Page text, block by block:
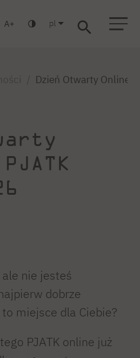
A pl
Dzień Otwarty Online
nie jesteś
dobrze
miejsce dla Ciebie?
PJATK online już